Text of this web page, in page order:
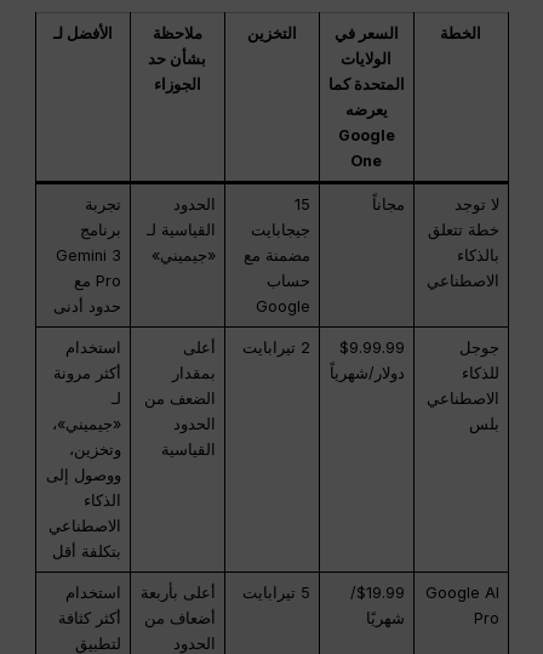
الخطة
السعر في
الولايات
المتحدة كما
يعرضه
Google
One
التخزين
ملاحظة
بشأن حد
الجوزاء
الأفضل لـ
لا توجد
خطة تتعلق
بالذكاء
الاصطناعي
مجاناً
15
جيجابايت
مضمنة مع
حساب
Google
الحدود
القياسية لـ
«جيميني»
تجربة
برنامج
Gemini 3
Pro مع
حدود أدنى
جوجل
للذكاء
الاصطناعي
بلس
$9.99.99
دولار/شهرياً
2 تيرابايت
أعلى
بمقدار
الضعف من
الحدود
القياسية
استخدام
أكثر مرونة
لـ
«جيميني»،
وتخزين،
ووصول إلى
الذكاء
الاصطناعي
بتكلفة أقل
Google AI
Pro
$19.99/
شهريًا
5 تيرابايت
أعلى بأربعة
أضعاف من
الحدود
استخدام
أكثر كثافة
لتطبيق